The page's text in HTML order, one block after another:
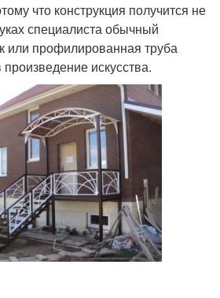
что конструкция получится не
специалиста обычный
или профилированная труба
искусства.